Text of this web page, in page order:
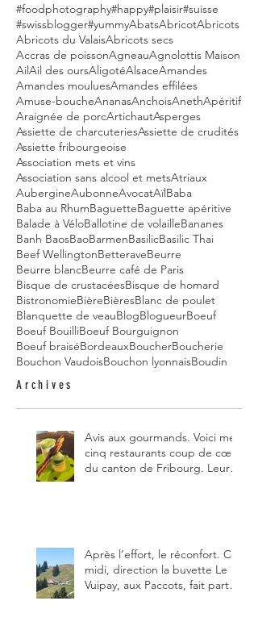
#foodphotography#happy#plaisir#suisse
#swissblogger#yummyAbatsAbricotAbricots
Abricots du ValaisAbricots secs
Accras de poissonAgneauAgnolottis Maison
AilAil des oursAligotéAlsaceAmandes
Amandes mouluesAmandes effilées
Amuse-boucheAnanasAnchoisAnethApéritif
Araignée de porcArtichautAsperges
Assiette de charcuteriesAssiette de crudités
Assiette fribourgeoise
Association mets et vins
Association sans alcool et metsAtriaux
AubergineAubonneAvocatAïlBaba
Baba au RhumBaguetteBaguette apéritive
Balade à VéloBallotine de volailleBananes
Banh BaosBaoBarmenBasilicBasilic Thai
Beef WellingtonBetteraveBeurre
Beurre blancBeurre café de Paris
Bisque de crustacéesBisque de homard
BistronomieBièreBièresBlanc de poulet
Blanquette de veauBlogBlogueurBoeuf
Boeuf BouilliBoeuf Bourguignon
Boeuf braiséBordeauxBoucherBoucherie
Bouchon VaudoisBouchon lyonnaisBoudin
Archives
Avis aux gourmands. Voici mes
cinq restaurants coup de cœur
du canton de Fribourg. Leurs
Après l’effort, le réconfort. Ce
midi, direction la buvette Le
Vuipay, aux Paccots, fait partie